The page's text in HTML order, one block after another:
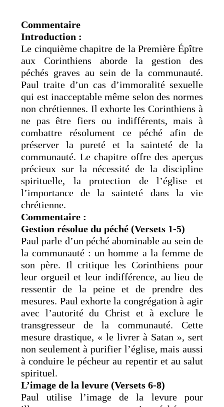
Commentaire
Introduction :
Le cinquième chapitre de la Première Épître
aux Corinthiens aborde la gestion des
péchés graves au sein de la communauté.
Paul traite d’un cas d’immoralité sexuelle
qui est inacceptable même selon des normes
non chrétiennes. Il exhorte les Corinthiens à
ne pas être fiers ou indifférents, mais à
combattre résolument ce péché afin de
préserver la pureté et la sainteté de la
communauté. Le chapitre offre des aperçus
précieux sur la nécessité de la discipline
spirituelle, la protection de l’église et
l’importance de la sainteté dans la vie
chrétienne.
Commentaire :
Gestion résolue du péché (Versets 1-5)
Paul parle d’un péché abominable au sein de
la communauté : un homme a la femme de
son père. Il critique les Corinthiens pour
leur orgueil et leur indifférence, au lieu de
ressentir de la peine et de prendre des
mesures. Paul exhorte la congrégation à agir
avec l’autorité du Christ et à exclure le
transgresseur de la communauté. Cette
mesure drastique, « le livrer à Satan », sert
non seulement à purifier l’église, mais aussi
à conduire le pécheur au repentir et au salut
spirituel.
L’image de la levure (Versets 6-8)
Paul utilise l’image de la levure pour